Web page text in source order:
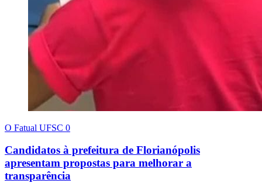
O Fatual UFSC 0
Candidatos à prefeitura de Florianópolis
apresentam propostas para melhorar a
transparência